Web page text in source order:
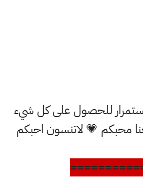
باستمرار للحصول على كل شيء
محبكم 💗 لاتنسون احبكم